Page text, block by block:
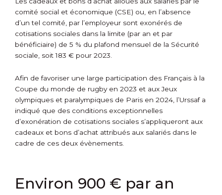
comité social et économique (CSE) ou, en l’absence
d’un tel comité, par l’employeur sont exonérés de
cotisations sociales dans la limite (par an et par
bénéficiaire) de 5 % du plafond mensuel de la Sécurité
sociale, soit 183 € pour 2023.
Afin de favoriser une large participation des Français à la
Coupe du monde de rugby en 2023 et aux Jeux
olympiques et paralympiques de Paris en 2024, l’Urssaf a
indiqué que des conditions exceptionnelles
d’exonération de cotisations sociales s’appliqueront aux
cadeaux et bons d’achat attribués aux salariés dans le
cadre de ces deux évènements.
Environ 900 € par an